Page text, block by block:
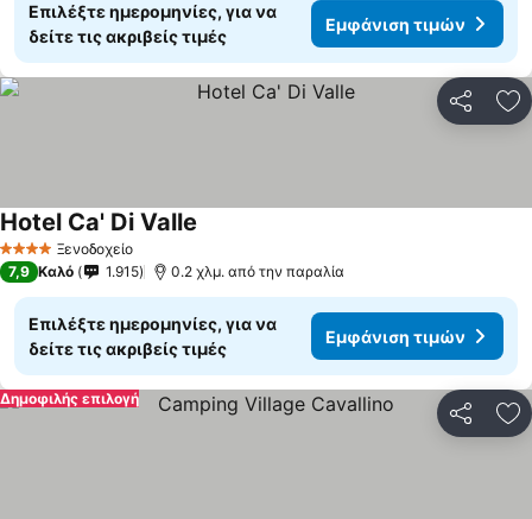
Επιλέξτε ημερομηνίες, για να
δείτε τις ακριβείς τιμές
Εμφάνιση τιμών
4 ΑστέριαΞενοδοχείο
Hotel Ca' Di Valle
7,9 Καλό 1.915 0.2 χλμ. από την παραλία
Επιλέξτε ημερομηνίες, για να
δείτε τις ακριβείς τιμές
Εμφάνιση τιμών
Δημοφιλής επιλογή